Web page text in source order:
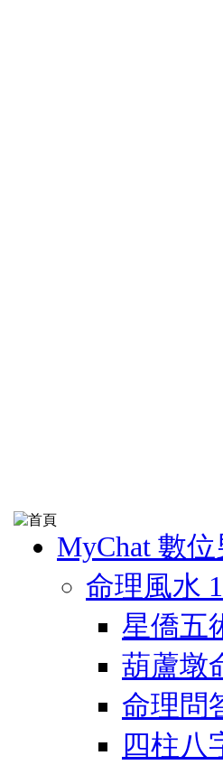
MyChat 數
命理風水
星僑五
葫蘆墩
命理問
四柱八